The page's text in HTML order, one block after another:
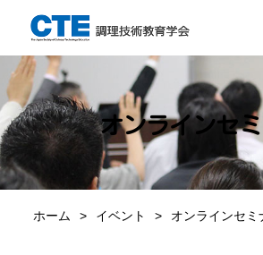
オンラインセ
ホーム イベント オンラインセ